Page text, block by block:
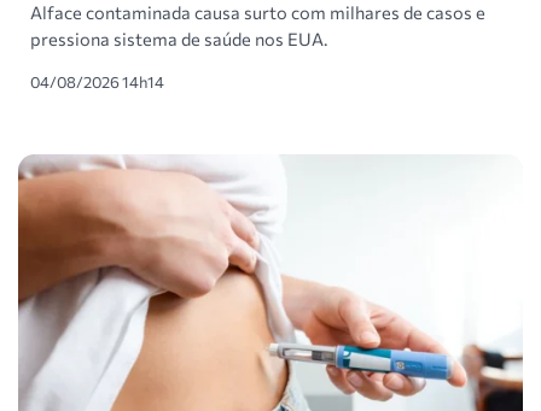
Alface contaminada causa surto com milhares de casos e
pressiona sistema de saúde nos EUA.
04/08/2026 14h14